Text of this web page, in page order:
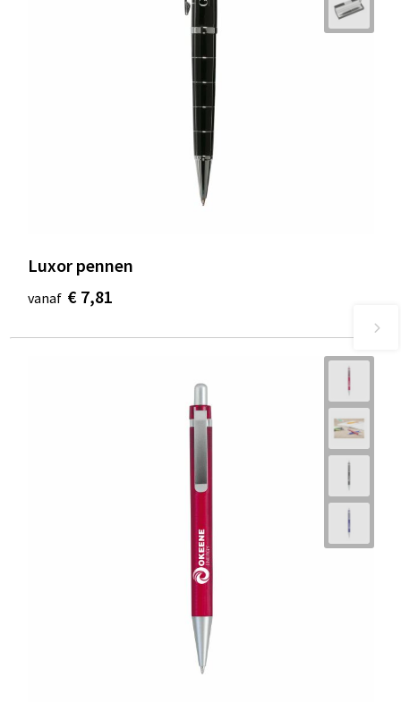
Luxor pennen
vanaf € 7,81